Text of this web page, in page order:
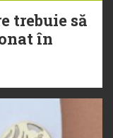
trebuie să
în